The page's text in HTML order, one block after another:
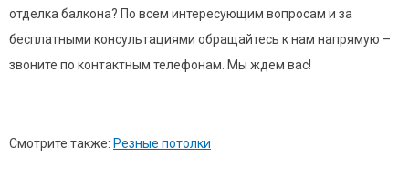
отделка балкона? По всем интересующим вопросам и за
бесплатными консультациями обращайтесь к нам напрямую –
звоните по контактным телефонам. Мы ждем вас!
Смотрите также: Резные потолки